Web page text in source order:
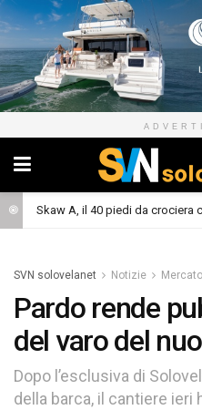
Skaw A, il 40 piedi da crociera
SVN solovelanet Notizie Mercato
Pardo rende
del varo del
Dopo l’esclusiva di
della barca, il cantiere